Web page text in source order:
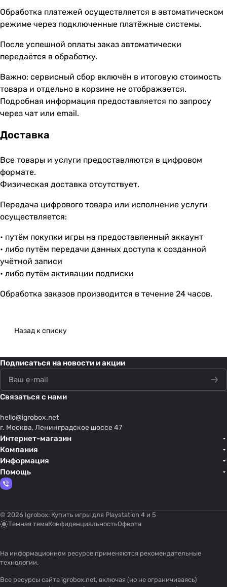
Обработка платежей осуществляется в автоматическом
режиме через подключенные платёжные системы.
После успешной оплаты заказ автоматически
передаётся в обработку.
Важно: сервисный сбор включён в итоговую стоимость
товара и отдельно в корзине не отображается.
Подробная информация предоставляется по запросу
через чат или email.
Доставка
Все товары и услуги предоставляются в цифровом
формате.
Физическая доставка отсутствует.
Передача цифрового товара или исполнение услуги
осуществляется:
• путём покупки игры на предоставленный аккаунт
• либо путём передачи данных доступа к созданной
учётной записи
• либо путём активации подписки
Обработка заказов производится в течение 24 часов.
Назад к списку
Подписаться на новости и акции
Связаться с нами
hello@igrobox.net
г. Москва, Ленинградское шоссе 47
Интернет-магазин
Компания
Информация
Помощь
© 2026 Igrobox: Купить игры для Playstation 4 и 5
Темная темаКонфиденциальностьОферта
На информационном ресурсе применяются рекомендательные
технологии.
Все ресурсы сайта igrobox.net, включая (но не ограничиваясь)